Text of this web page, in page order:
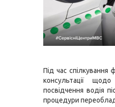
Під час спілкування
консультації
посвідчення водія
процедури